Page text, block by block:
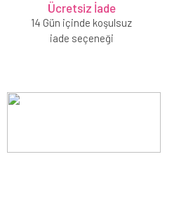
Ücretsiz İade
14 Gün içinde koşulsuz
iade seçeneği